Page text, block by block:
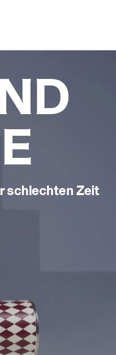
schlechten Zeit